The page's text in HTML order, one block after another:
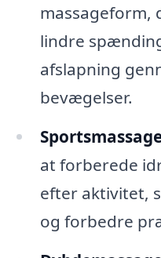
massageform,
lindre
afslapning
bevægelser.
at forberede
efter aktivitet,
og forbedre